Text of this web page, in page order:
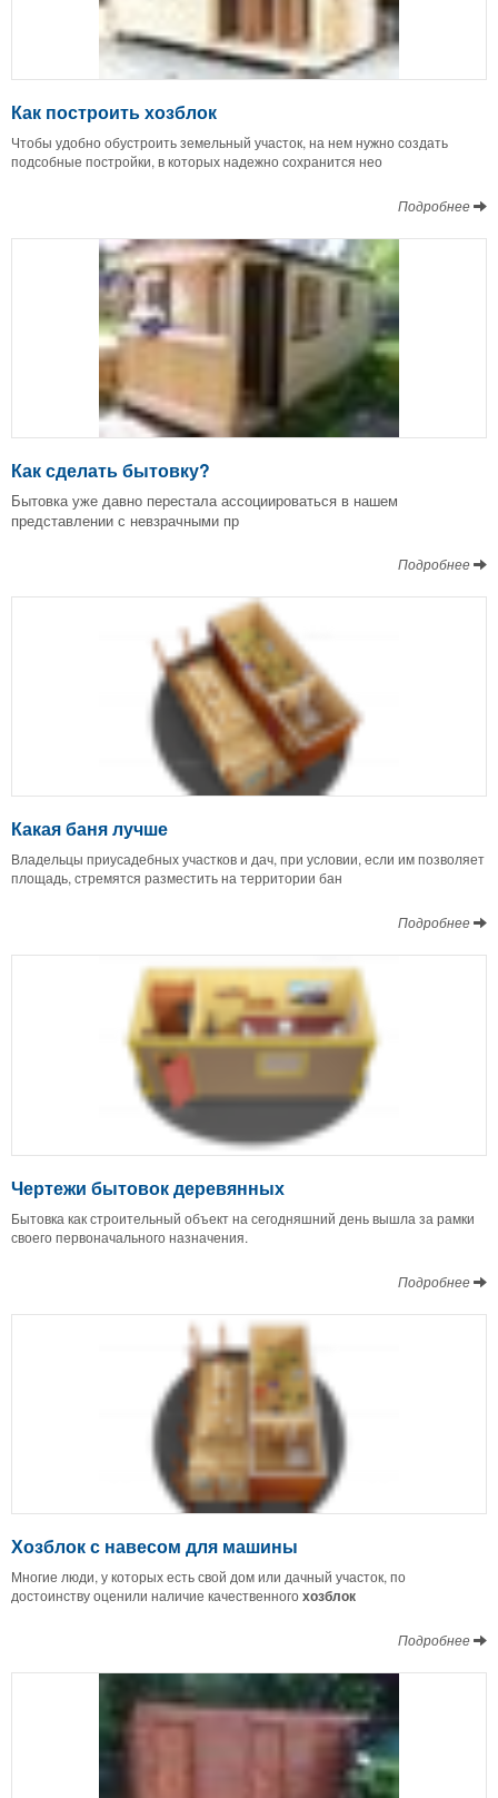
Как построить хозблок
Чтобы удобно обустроить земельный участок, на нем нужно создать
подсобные постройки, в которых надежно сохранится нео
Подробнее
Как сделать бытовку?
Бытовка уже давно перестала ассоциироваться в нашем
представлении с невзрачными пр
Подробнее
Какая баня лучше
Владельцы приусадебных участков и дач, при условии, если им позволяет
площадь, стремятся разместить на территории бан
Подробнее
Чертежи бытовок деревянных
Бытовка как строительный объект на сегодняшний день вышла за рамки
своего первоначального назначения.
Подробнее
Хозблок с навесом для машины
Многие люди, у которых есть свой дом или дачный участок, по
достоинству оценили наличие качественногохозблок
Подробнее